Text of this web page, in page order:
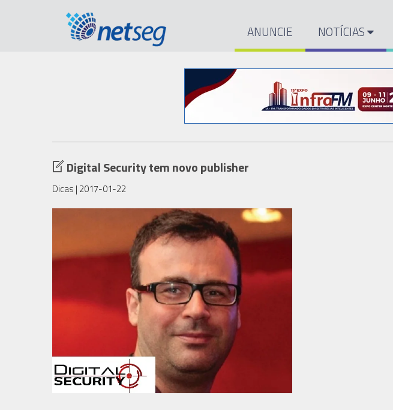
ANUNCIE NOTÍCIAS
Digital Security tem novo publisher
Dicas | 2017-01-22